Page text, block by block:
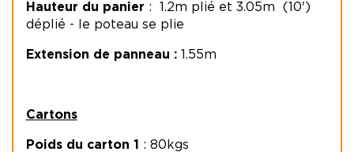
Hauteur du panier : 1.2m plié et 3.05m (10')
déplié - le poteau se plie
Extension de panneau :1.55m
Cartons
Poids du carton 1 : 80kgs